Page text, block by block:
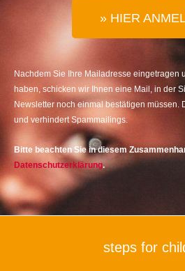
» HIER
Nachdem Sie Ihre Mailadresse eingetragen
haben, schicken wir Ihnen eine Mail, in der
Newsletter noch einmal bestätigen müssen.
und verhindert Spammailings.
Bitte beachten Sie in diesem
Datenschutzerklärung.
steps for